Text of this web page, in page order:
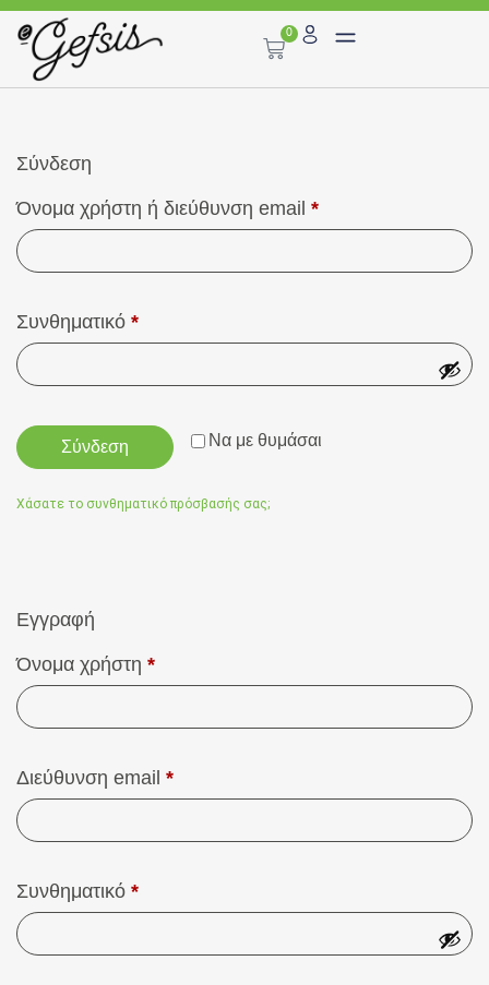
0
Σύνδεση
Όνομα χρήστη ή διεύθυνση email *
Συνθηματικό *
Να με θυμάσαι
Σύνδεση
Χάσατε το συνθηματικό πρόσβασής σας;
Εγγραφή
Όνομα χρήστη *
Διεύθυνση email *
Συνθηματικό *